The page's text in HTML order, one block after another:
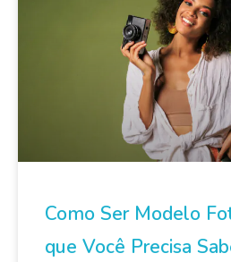
Como Ser Modelo
que Você Precisa